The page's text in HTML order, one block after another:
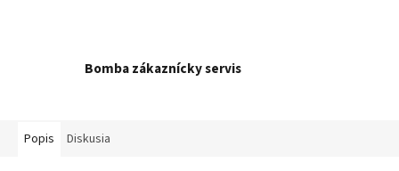
Bomba zákaznícky servis
Popis Diskusia